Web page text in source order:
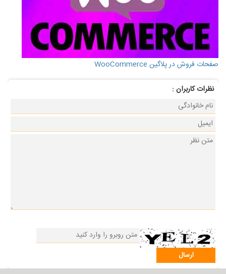
صفحات فروش در پلاگین WooCommerce
نظرات كاربران :